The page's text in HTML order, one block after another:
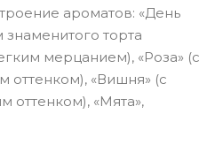
ароматов: «День
торта
мерцанием), «Роза» (с
оттенком), «Вишня» (с
оттенком), «Мята»,